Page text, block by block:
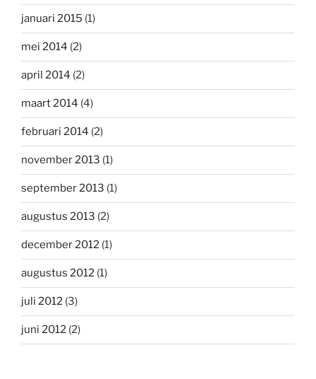
januari 2015 (1)
mei 2014 (2)
april 2014 (2)
maart 2014 (4)
februari 2014 (2)
november 2013 (1)
september 2013 (1)
augustus 2013 (2)
december 2012 (1)
augustus 2012 (1)
juli 2012 (3)
juni 2012 (2)